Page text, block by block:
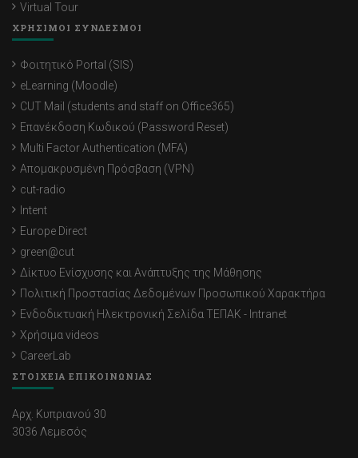
Virtual Tour
ΧΡΗΣΙΜΟΙ ΣΥΝΔΕΣΜΟΙ
Φοιτητικό Portal (SIS)
eLearning (Moodle)
CUT Mail (students and staff on Office365)
Επανέκδοση Κωδικού (Password Reset)
Multi Factor Authentication (MFA)
Απομακρυσμένη Πρόσβαση (VPN)
cut-radio
Intent
Europe Direct
green@cut
Δίκτυο Ενίσχυσης και Ανάπτυξης της Μάθησης
Πολιτική Προστασίας Δεδομένων Προσωπικού Χαρακτήρα
Ενδοδικτυακή Ηλεκτρονική Σελίδα ΤΕΠΑΚ - Intranet
Χρήσιμα videos
CareerLab
ΣΤΟΙΧΕΙΑ ΕΠΙΚΟΙΝΩΝΙΑΣ
Αρχ. Κυπριανού 30
3036 Λεμεσός